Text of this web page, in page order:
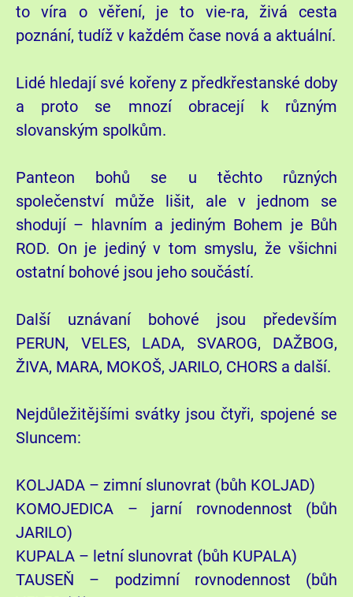
to víra o věření, je to vie-ra, živá cesta
poznání, tudíž v každém čase nová a aktuální.
Lidé hledají své kořeny z předkřestanské doby
a proto se mnozí obracejí k různým
slovanským spolkům.
Panteon bohů se u těchto různých
společenství může lišit, ale v jednom se
shodují – hlavním a jediným Bohem je Bůh
ROD. On je jediný v tom smyslu, že všichni
ostatní bohové jsou jeho součástí.
Další uznávaní bohové jsou především
PERUN, VELES, LADA, SVAROG, DAŽBOG,
ŽIVA, MARA, MOKOŠ, JARILO, CHORS a další.
Nejdůležitějšími svátky jsou čtyři, spojené se
Sluncem:
KOLJADA – zimní slunovrat (bůh KOLJAD)
KOMOJEDICA – jarní rovnodennost (bůh
JARILO)
KUPALA – letní slunovrat (bůh KUPALA)
TAUSEŇ – podzimní rovnodennost (bůh